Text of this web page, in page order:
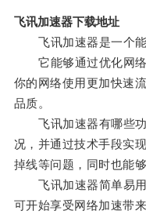
飞讯加速器下载地址
飞讯加速器是一个能
它能够通过优化网络
你的网络使用更加快速
品质。
飞讯加速器有哪些功
况，并通过技术手段实
掉线等问题，同时也能
飞讯加速器简单易用
可开始享受网络加速带来